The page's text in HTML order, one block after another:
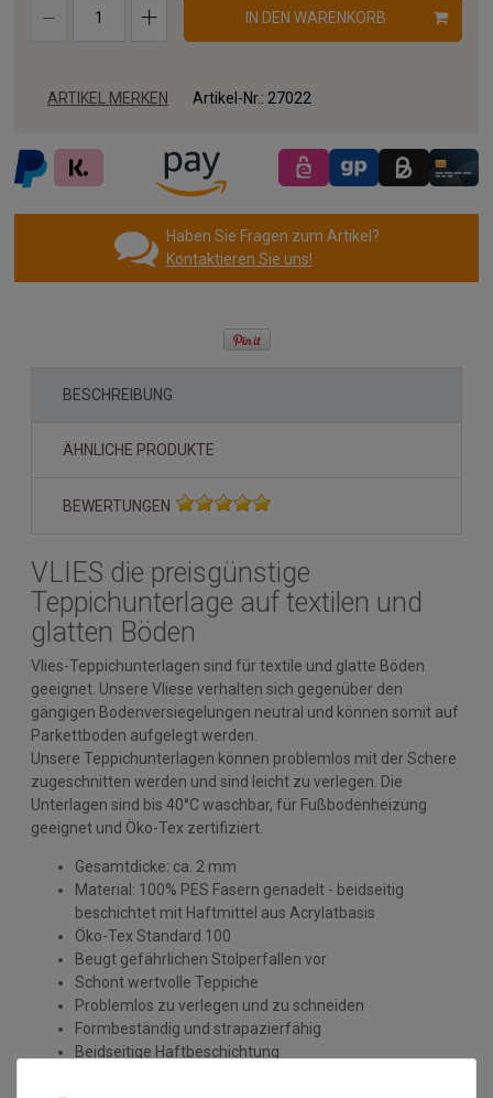
IN DEN WARENKORB
ARTIKEL MERKEN Artikel-Nr.: 27022
Haben Sie Fragen zum Artikel?
Kontaktieren Sie uns!
BESCHREIBUNG
ÄHNLICHE PRODUKTE
BEWERTUNGEN
VLIES die preisgünstige
Teppichunterlage auf textilen und
glatten Böden
Vlies-Teppichunterlagen sind für textile und glatte Böden
geeignet. Unsere Vliese verhalten sich gegenüber den
gängigen Bodenversiegelungen neutral und können somit auf
Parkettboden aufgelegt werden.
Unsere Teppichunterlagen können problemlos mit der Schere
zugeschnitten werden und sind leicht zu verlegen. Die
Unterlagen sind bis 40°C waschbar, für Fußbodenheizung
geeignet und Öko-Tex zertifiziert.
Gesamtdicke: ca. 2 mm
Material: 100% PES Fasern genadelt - beidseitig
beschichtet mit Haftmittel aus Acrylatbasis
Öko-Tex Standard 100
Beugt gefährlichen Stolperfallen vor
Schont wertvolle Teppiche
Problemlos zu verlegen und zu schneiden
Formbeständig und strapazierfähig
Beidseitige Haftbeschichtung